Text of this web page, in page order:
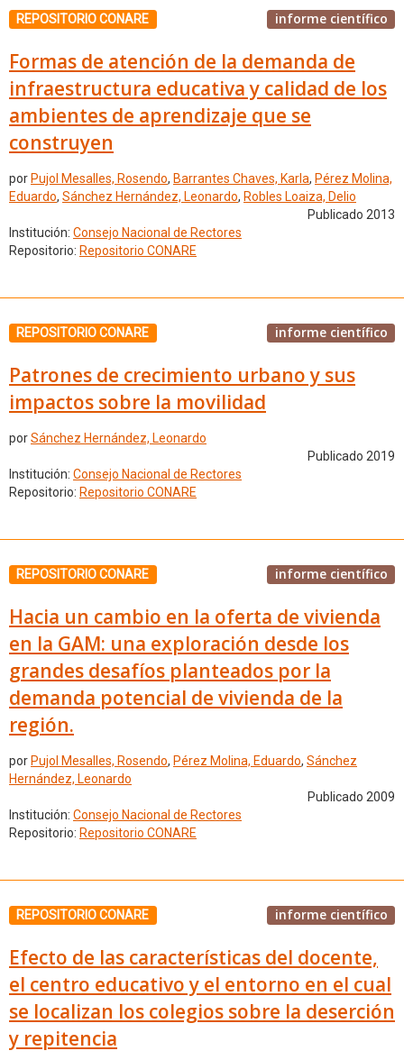
REPOSITORIO CONARE informe científico
Formas de atención de la demanda de
infraestructura educativa y calidad de los
ambientes de aprendizaje que se
construyen
por Pujol Mesalles, Rosendo, Barrantes Chaves, Karla, Pérez Molina,
Eduardo, Sánchez Hernández, Leonardo, Robles Loaiza, Delio
Publicado 2013
Institución: Consejo Nacional de Rectores
Repositorio: Repositorio CONARE
REPOSITORIO CONARE informe científico
Patrones de crecimiento urbano y sus
impactos sobre la movilidad
porSánchez Hernández, Leonardo
Publicado 2019
Institución: Consejo Nacional de Rectores
Repositorio: Repositorio CONARE
REPOSITORIO CONARE informe científico
Hacia un cambio en la oferta de vivienda
en la GAM: una exploración desde los
grandes desafíos planteados por la
demanda potencial de vivienda de la
región.
por Pujol Mesalles, Rosendo, Pérez Molina, Eduardo, Sánchez
Hernández, Leonardo
Publicado 2009
Institución: Consejo Nacional de Rectores
Repositorio: Repositorio CONARE
REPOSITORIO CONARE informe científico
Efecto de las características del docente,
el centro educativo y el entorno en el cual
se localizan los colegios sobre la deserción
y repitencia